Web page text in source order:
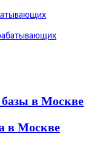
в Москве
в Москве